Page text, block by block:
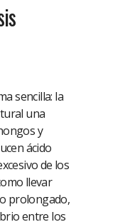
sencilla: la
una
y
ácido
de los
llevar
prolongado,
entre los